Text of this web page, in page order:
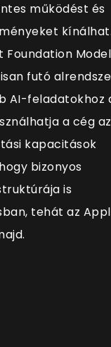
működést és
Foundation
futó
AI-feladatokhoz
a cég az
kapacitások
bizonyos
is
tehát az